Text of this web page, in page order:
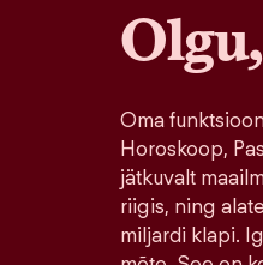
Oma
Horoskoop,
jätkuvalt
riigis, ning
miljardi klapi.